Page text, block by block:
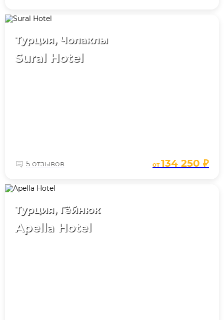
Турция, Чолаклы
Sural Hotel
5 отзывов от134 250 ₽
Турция, Гёйнюк
Apella Hotel